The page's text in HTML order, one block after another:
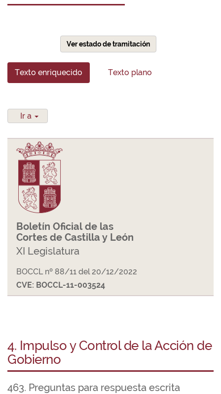
Ver estado de tramitación
Texto enriquecido Texto plano
Ir a
Boletín Oficial de las
Cortes de Castilla y León
XI Legislatura
BOCCL nº 88/11 del 20/12/2022
CVE: BOCCL-11-003524
4. Impulso y Control de la Acción de
Gobierno
463. Preguntas para respuesta escrita